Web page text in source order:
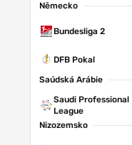
Německo
Bundesliga 2
DFB Pokal
Saúdská Arábie
Saudi Professional
League
Nizozemsko